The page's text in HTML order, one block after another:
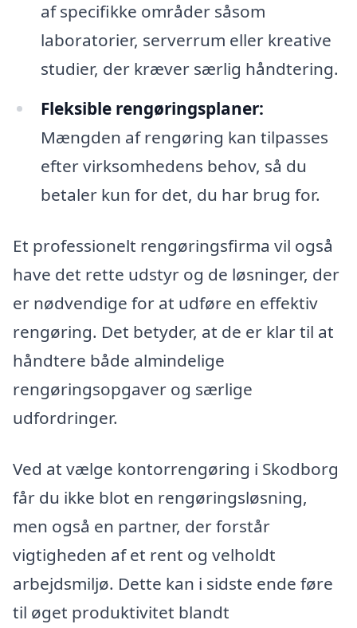
af specifikke områder såsom
laboratorier, serverrum eller kreative
studier, der kræver særlig håndtering.
Fleksible rengøringsplaner:
Mængden af rengøring kan tilpasses
efter virksomhedens behov, så du
betaler kun for det, du har brug for.
Et professionelt rengøringsfirma vil også
have det rette udstyr og de løsninger, der
er nødvendige for at udføre en effektiv
rengøring. Det betyder, at de er klar til at
håndtere både almindelige
rengøringsopgaver og særlige
udfordringer.
Ved at vælge kontorrengøring i Skodborg
får du ikke blot en rengøringsløsning,
men også en partner, der forstår
vigtigheden af et rent og velholdt
arbejdsmiljø. Dette kan i sidste ende føre
til øget produktivitet blandt